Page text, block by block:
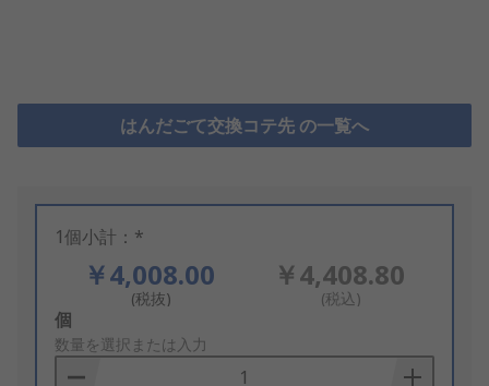
はんだごて交換コテ先 の一覧へ
1個小計：*
￥4,008.00
(税抜)
￥4,408.80
(税込)
Add
to
Basket
個
数量を選択または入力